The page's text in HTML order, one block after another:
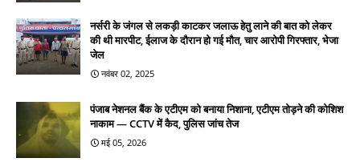
नर्सरी के जंगल से लकड़ी काटकर जलाऊ हेतु लाने की बात को लेकर
की थी मारपीट, ईलाज के दौरान हो गई मौत, चार आरोपी गिरफ्तार, भेजा
जेल
नवंबर 02, 2025
पंजाब नेशनल बैंक के एटीएम को बनाया निशाना, एटीएम तोड़ने की कोशिश
नाकाम — CCTV में कैद, पुलिस जांच तेज
मई 05, 2026